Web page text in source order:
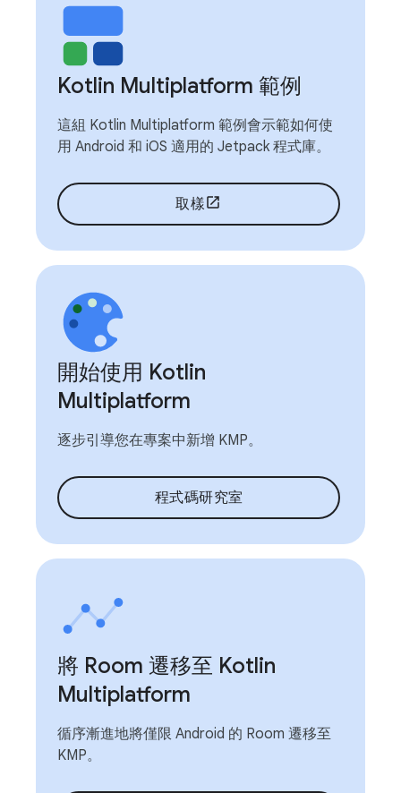
Kotlin Multiplatform 範例
這組 Kotlin Multiplatform 範例會示範如何使
用 Android 和 iOS 適用的 Jetpack 程式庫。
取樣
開始使用 Kotlin
Multiplatform
逐步引導您在專案中新增 KMP。
程式碼研究室
將 Room 遷移至 Kotlin
Multiplatform
循序漸進地將僅限 Android 的 Room 遷移至
KMP。